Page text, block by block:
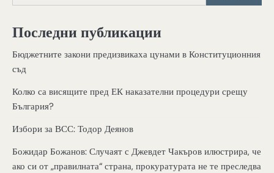
Последни публикации
Бюджетните закони предизвикаха цунами в Конституционния
съд
Колко са висящите пред ЕК наказателни процедури срещу
България?
Избори за ВСС: Тодор Деянов
Божидар Божанов: Случаят с Джевдет Чакъров илюстрира, че
ако си от „правилната“ страна, прокуратурата не те преследва